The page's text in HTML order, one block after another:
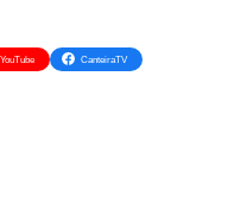
YouTube CanteiraTV